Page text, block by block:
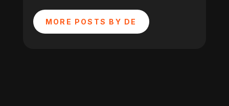
MORE POSTS BY DE